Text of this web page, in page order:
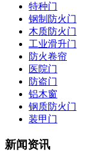
特种门
钢制防火门
木质防火门
工业滑升门
防火卷帘
医院门
防盗门
铝木窗
钢质防火门
装甲门
新闻资讯